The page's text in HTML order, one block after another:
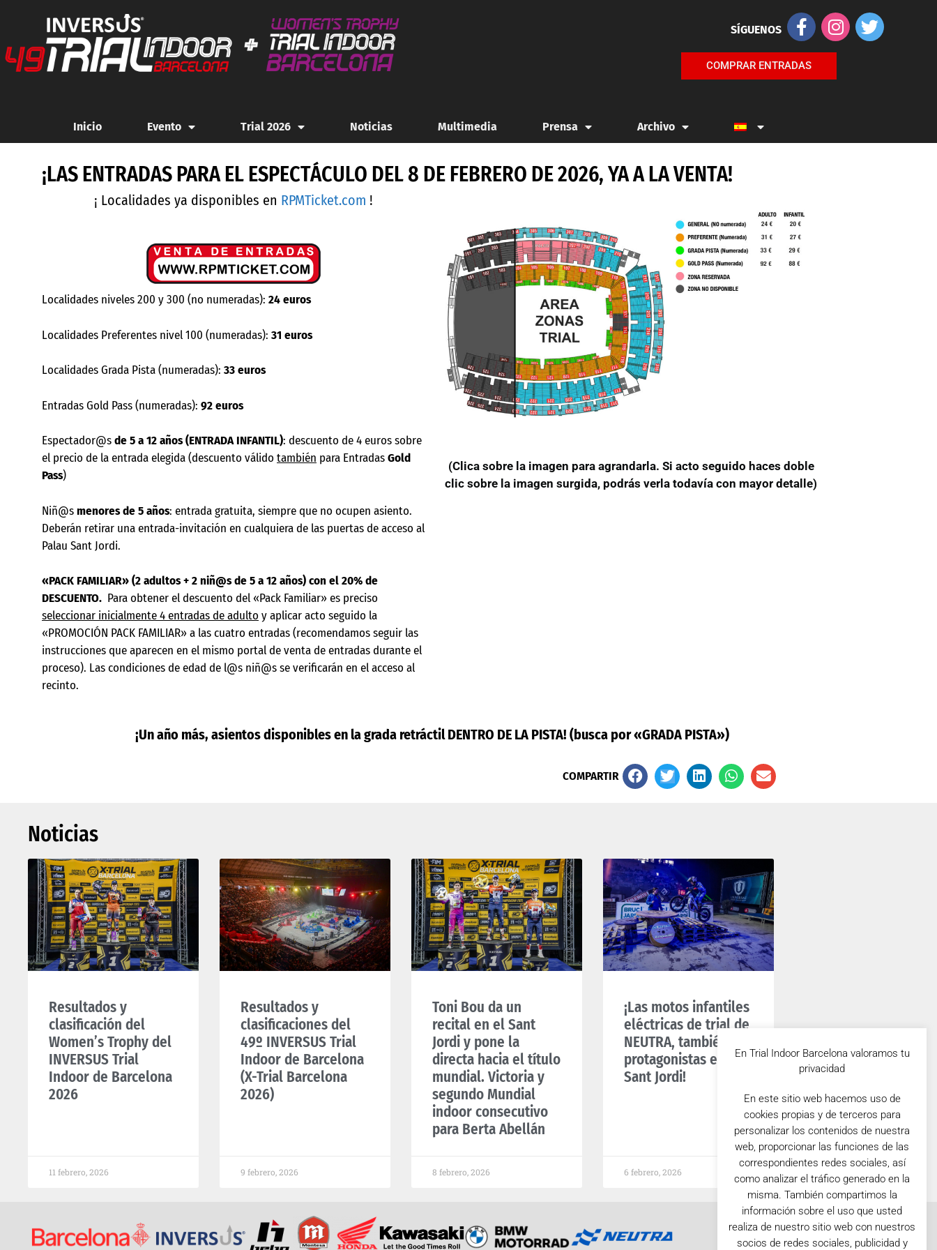
SÍGUENOS
COMPRAR ENTRADAS
Inicio Evento Trial 2026 Noticias Multimedia Prensa Archivo
¡LAS ENTRADAS PARA EL ESPECTÁCULO DEL 8 DE FEBRERO DE 2026, YA A LA VENTA!
¡ Localidades ya disponibles en RPMTicket.com !
Localidades niveles 200 y 300 (no numeradas): 24 euros
Localidades Preferentes nivel 100 (numeradas): 31 euros
Localidades Grada Pista (numeradas): 33 euros
Entradas Gold Pass (numeradas): 92 euros
Espectador@sde 5 a 12 años (ENTRADA INFANTIL): descuento de 4 euros sobre
el precio de la entrada elegida (descuento válido también para EntradasGold
Pass)
Niñ@smenores de 5 años: entrada gratuita, siempre que no ocupen asiento.
Deberán retirar una entrada-invitación en cualquiera de las puertas de acceso al
Palau Sant Jordi.
«PACK FAMILIAR» (2 adultos + 2 niñ@s de 5 a 12 años) con el 20% de
DESCUENTO. Para obtener el descuento del «Pack Familiar» es preciso
seleccionar inicialmente 4 entradas de adulto y aplicar acto seguido la
«PROMOCIÓN PACK FAMILIAR» a las cuatro entradas (recomendamos seguir las
instrucciones que aparecen en el mismo portal de venta de entradas durante el
proceso). Las condiciones de edad de l@s niñ@s se verificarán en el acceso al
recinto.
(Clica sobre la imagen para agrandarla. Si acto seguido haces doble
clic sobre la imagen surgida, podrás verla todavía con mayor detalle)
¡Un año más, asientos disponibles en la grada retráctil DENTRO DE LA PISTA! (busca por «GRADA PISTA»)
COMPARTIR
Noticias
Resultados y
clasificación del
Women’s Trophy del
INVERSUS Trial
Indoor de Barcelona
2026
11 febrero, 2026
Resultados y
clasificaciones del
49º INVERSUS Trial
Indoor de Barcelona
(X-Trial Barcelona
2026)
9 febrero, 2026
Toni Bou da un
recital en el Sant
Jordi y pone la
directa hacia el título
mundial. Victoria y
segundo Mundial
indoor consecutivo
para Berta Abellán
8 febrero, 2026
¡Las motos infantiles
eléctricas de trial de
NEUTRA, también
protagonistas en el
Sant Jordi!
6 febrero, 2026
En Trial Indoor Barcelona valoramos tu
privacidad
En este sitio web hacemos uso de
cookies propias y de terceros para
personalizar los contenidos de nuestra
web, proporcionar las funciones de las
correspondientes redes sociales, así
como analizar el tráfico generado en la
misma. También compartimos la
información sobre el uso que usted
realiza de nuestro sitio web con nuestros
socios de redes sociales, publicidad y